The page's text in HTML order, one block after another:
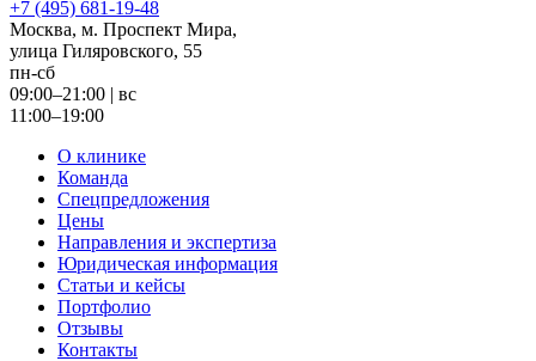
+7 (495) 681-19-48
Москва, м. Проспект Мира,
улица Гиляровского, 55
пн-сб
09:00–21:00 | вс
11:00–19:00
О клинике
Команда
Спецпредложения
Цены
Направления и экспертиза
Юридическая информация
Статьи и кейсы
Портфолио
Отзывы
Контакты